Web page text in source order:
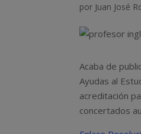
por Juan José
Acaba de
Ayudas al
acreditación
concertados